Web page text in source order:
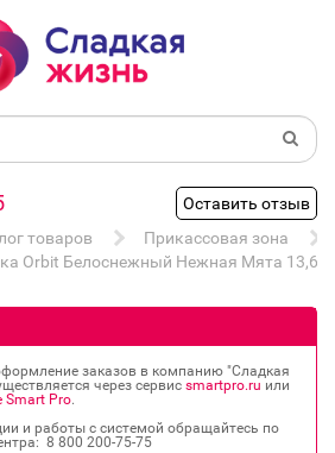
Оставить отзыв
товаров
Прикассовая зона
Orbit Белоснежный Нежная Мята 13,6г
заказов в компанию "Сладкая
через сервис smartpro.ru или
Smart Pro.
и работы с системой обращайтесь по
8 800 200‐75‐75